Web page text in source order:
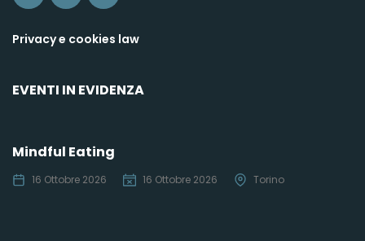
Privacy e cookies law
EVENTI IN EVIDENZA
Mindful Eating
16 Ottobre 2026 16 Ottobre 2026 Torino